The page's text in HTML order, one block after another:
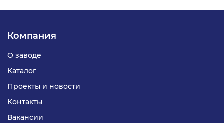
Компания
О заводе
Каталог
Проекты и новости
Контакты
Вакансии